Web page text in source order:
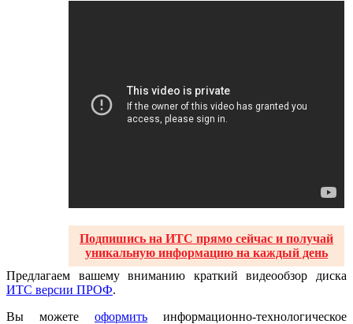
Подпишись на ИТС прямо сейчас и получай
уникальную информацию на каждый день
Предлагаем вашему вниманию краткий видеообзор диска
ИТС версии ПРОФ.
Вы можете оформить информационно-технологическое